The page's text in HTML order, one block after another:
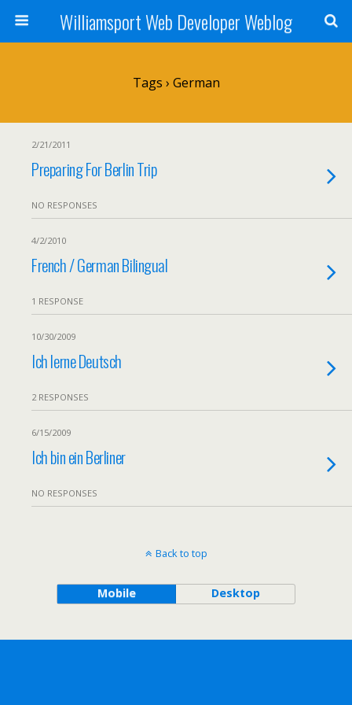
Williamsport Web Developer Weblog
Tags › German
2/21/2011
Preparing For Berlin Trip
NO RESPONSES
4/2/2010
French / German Bilingual
1 RESPONSE
10/30/2009
Ich lerne Deutsch
2 RESPONSES
6/15/2009
Ich bin ein Berliner
NO RESPONSES
Back to top
Mobile Desktop